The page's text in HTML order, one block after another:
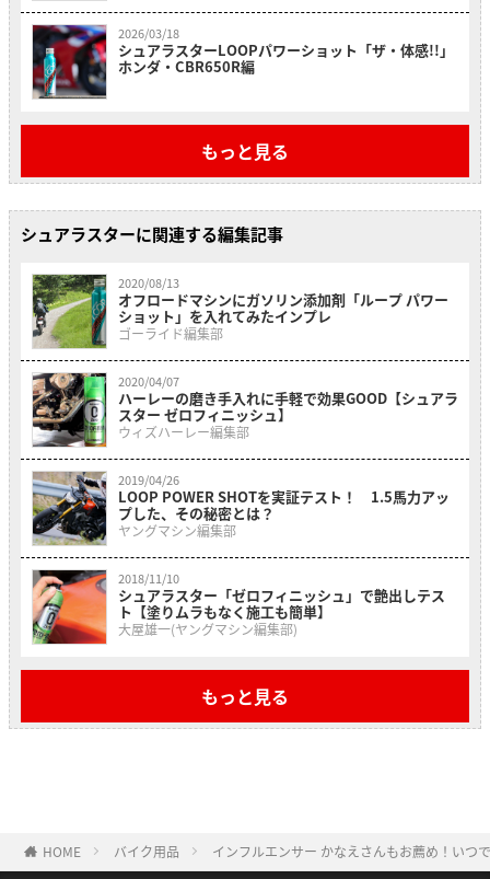
2026/03/18
シュアラスターLOOPパワーショット「ザ・体感!!」
ホンダ・CBR650R編
もっと見る
シュアラスターに関連する編集記事
2020/08/13
オフロードマシンにガソリン添加剤「ループ パワー
ショット」を入れてみたインプレ
ゴーライド編集部
2020/04/07
ハーレーの磨き手入れに手軽で効果GOOD【シュアラ
スター ゼロフィニッシュ】
ウィズハーレー編集部
2019/04/26
LOOP POWER SHOTを実証テスト！ 1.5馬力アッ
プした、その秘密とは？
ヤングマシン編集部
2018/11/10
シュアラスター「ゼロフィニッシュ」で艶出しテス
ト【塗りムラもなく施工も簡単】
大屋雄一(ヤングマシン編集部)
もっと見る
HOME バイク用品 インフルエンサー かなえさんもお薦め！いつ